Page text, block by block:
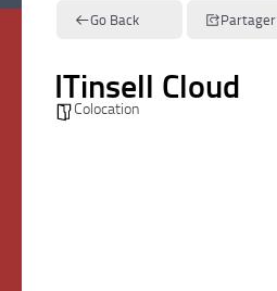
Go Back Partager
ITinsell Cloud
Colocation